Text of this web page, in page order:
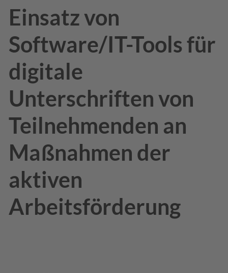
Einsatz von
Software/IT-Tools für
digitale
Unterschriften von
Teilnehmenden an
Maßnahmen der
aktiven
Arbeitsförderung